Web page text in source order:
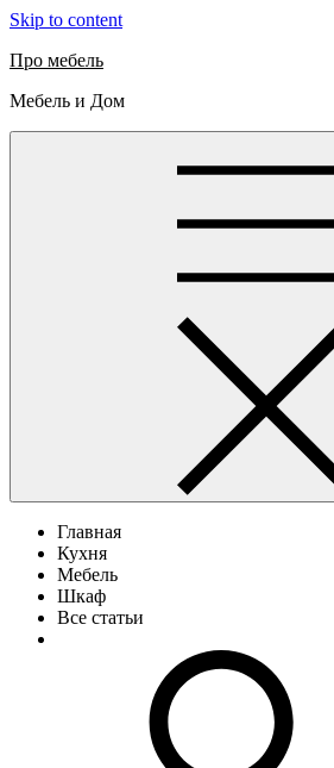
Skip to content
Про мебель
Мебель и Дом
Главная
Кухня
Мебель
Шкаф
Все статьи